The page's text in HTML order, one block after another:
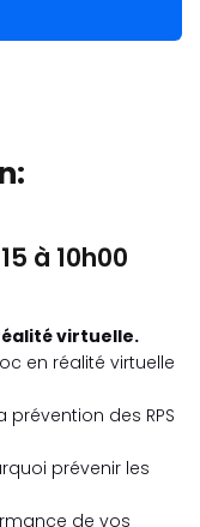
à 10h00
virtuelle.
en réalité virtuelle
des RPS
prévenir les
de vos